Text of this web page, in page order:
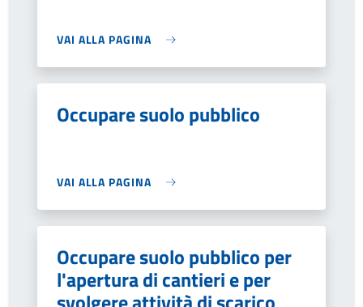
VAI ALLA PAGINA
Occupare suolo pubblico
VAI ALLA PAGINA
Occupare suolo pubblico per
l'apertura di cantieri e per